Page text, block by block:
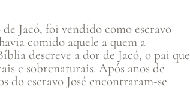
Jacó, foi vendido como escravo
comido aquele a quem a
descreve a dor de Jacó, o pai que
e sobrenaturais. Após anos de
do escravo José encontraram-se